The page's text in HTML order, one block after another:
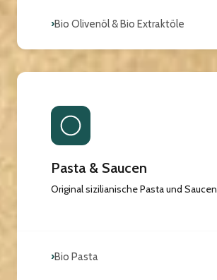
›Bio Olivenöl & Bio Extraktöle
Pasta & Saucen
Original sizilianische Pasta und Saucen
›Bio Pasta